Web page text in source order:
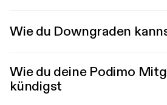
Wie du Downgraden
Wie du deine Podimo
kündigst